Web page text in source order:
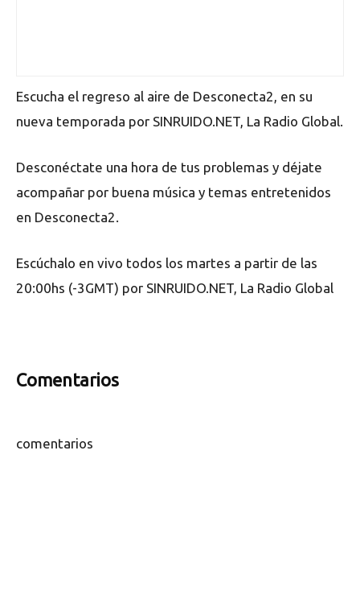
Escucha el regreso al aire de Desconecta2, en su
nueva temporada por SINRUIDO.NET, La Radio Global.
Desconéctate una hora de tus problemas y déjate
acompañar por buena música y temas entretenidos
en Desconecta2.
Escúchalo en vivo todos los martes a partir de las
20:00hs (-3GMT) por SINRUIDO.NET, La Radio Global
Comentarios
comentarios